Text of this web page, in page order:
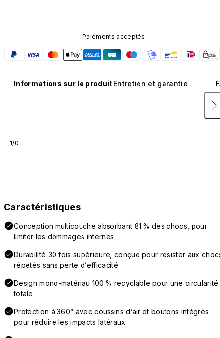
Paiements acceptés
Informations sur le produit Entretien et garantie
1/0
Caractéristiques
Conception multicouche absorbant 81 % des chocs, pour
limiter les dommages internes
Durabilité 30 fois supérieure, conçue pour résister aux
répétés sans perte d’efficacité
Design mono-matériau 100 % recyclable pour une circularité
totale
Protection à 360° avec coussins d’air et boutons intégrés
pour réduire les impacts latéraux